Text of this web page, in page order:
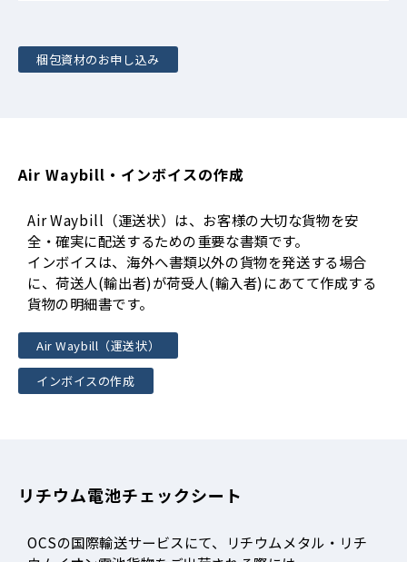
梱包資材のお申し込み
Air Waybill・インボイスの作成
Air Waybill（運送状）は、お客様の大切な貨物を安
全・確実に配送するための重要な書類です。
インボイスは、海外へ書類以外の貨物を発送する場合
に、荷送人(輸出者)が荷受人(輸入者)にあてて作成する
貨物の明細書です。
Air Waybill（運送状）
インボイスの作成
リチウム電池チェックシート
OCSの国際輸送サービスにて、リチウムメタル・リチ